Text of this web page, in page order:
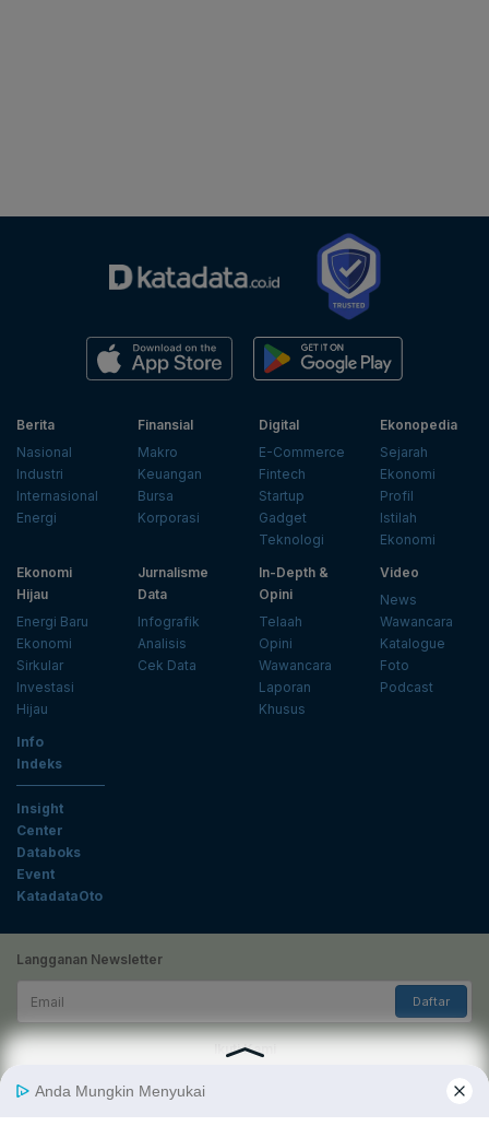
Berita
Nasional
Industri
Internasional
Energi
Finansial
Makro
Keuangan
Bursa
Korporasi
Digital
E-Commerce
Fintech
Startup
Gadget
Teknologi
Ekonopedia
Sejarah
Ekonomi
Profil
Istilah
Ekonomi
Ekonomi
Hijau
Energi Baru
Ekonomi
Sirkular
Investasi
Hijau
Jurnalisme
Data
Infografik
Analisis
Cek Data
In-Depth &
Opini
Telaah
Opini
Wawancara
Laporan
Khusus
Video
News
Wawancara
Katalogue
Foto
Podcast
Info
Indeks
Insight
Center
Databoks
Event
KatadataOto
Langganan Newsletter
Daftar
Ikuti Kami